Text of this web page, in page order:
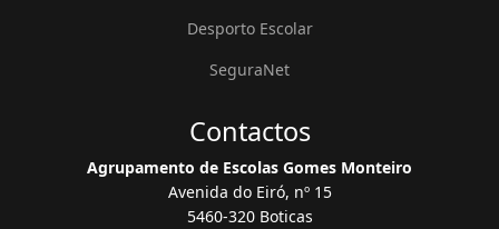
Desporto Escolar
SeguraNet
Contactos
Agrupamento de Escolas Gomes Monteiro
Avenida do Eiró, nº 15
5460-320 Boticas